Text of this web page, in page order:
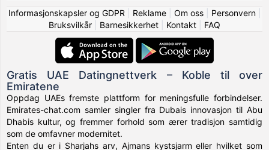
Informasjonskapsler og GDPR
Reklame| Om oss| Personvern|
Bruksvilkår
Barnesikkerhet Kontakt FAQ
Gratis UAE Datingnettverk – Koble til over
Emiratene
Oppdag UAEs fremste plattform for meningsfulle forbindelser.
Emirates-chat.com samler singler fra Dubais innovasjon til Abu
Dhabis kultur, og fremmer forhold som ærer tradisjon samtidig
som de omfavner modernitet.
Enten du er i Sharjahs arv, Ajmans kystsjarm eller hvilket som